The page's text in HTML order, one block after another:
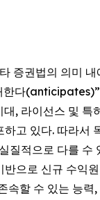
증권법의 의미 내
다(anticipates)”
, 라이선스 및 특
고 있다. 따라서
질적으로 다를 수
으로 신규 수익
할 수 있는 능력